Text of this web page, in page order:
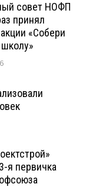
совет НОФП
принял
«Собери
я первичка